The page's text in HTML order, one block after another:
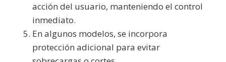
acción del usuario, manteniendo el control
inmediato.
En algunos modelos, se incorpora
protección adicional para evitar